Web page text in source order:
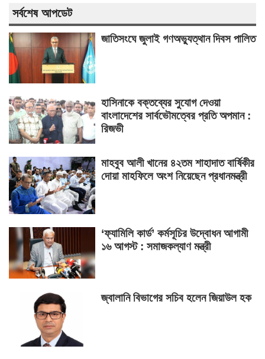
সর্বশেষ আপডেট
জাতিসংঘে জুলাই গণঅভ্যুত্থান দিবস পালিত
হাসিনাকে বক্তব্যের সুযোগ দেওয়া
বাংলাদেশের সার্বভৌমত্বের প্রতি অপমান :
রিজভী
মাহবুব আলী খানের ৪২তম শাহাদাত বার্ষিকীর
দোয়া মাহফিলে অংশ নিয়েছেন প্রধানমন্ত্রী
‘ফ্যামিলি কার্ড’ কর্মসূচির উদ্বোধন আগামী
১৬ আগস্ট : সমাজকল্যাণ মন্ত্রী
জ্বালানি বিভাগের সচিব হলেন জিয়াউল হক